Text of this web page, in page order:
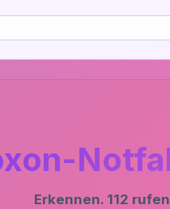
Erkennen. 112